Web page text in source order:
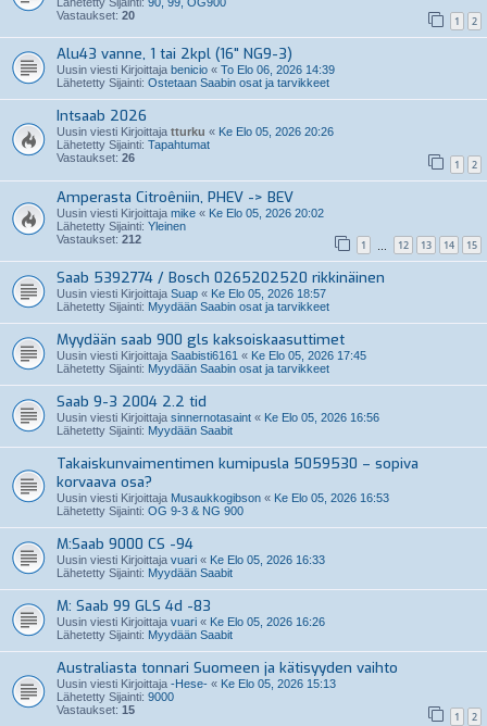
Vastaukset: 20 1 2
Alu43 vanne, 1 tai 2kpl (16" NG9-3)
Uusin viesti Kirjoittaja benicio « To Elo 06, 2026 14:39
Lähetetty Sijainti: Ostetaan Saabin osat ja tarvikkeet
Intsaab 2026
Uusin viesti Kirjoittaja tturku « Ke Elo 05, 2026 20:26
Lähetetty Sijainti: Tapahtumat
Vastaukset: 26 1 2
Amperasta Citroêniin, PHEV -> BEV
Uusin viesti Kirjoittaja mike « Ke Elo 05, 2026 20:02
Lähetetty Sijainti: Yleinen
Vastaukset: 212 1 12 13 14 15
Saab 5392774 / Bosch 0265202520 rikkinäinen
Uusin viesti Kirjoittaja Suap « Ke Elo 05, 2026 18:57
Lähetetty Sijainti: Myydään Saabin osat ja tarvikkeet
Myydään saab 900 gls kaksoiskaasuttimet
Uusin viesti Kirjoittaja Saabisti6161 « Ke Elo 05, 2026 17:45
Lähetetty Sijainti: Myydään Saabin osat ja tarvikkeet
Saab 9-3 2004 2.2 tid
Uusin viesti Kirjoittaja sinnernotasaint « Ke Elo 05, 2026 16:56
Lähetetty Sijainti: Myydään Saabit
Takaiskunvaimentimen kumipusla 5059530 – sopiva
korvaava osa?
Uusin viesti Kirjoittaja Musaukkogibson « Ke Elo 05, 2026 16:53
Lähetetty Sijainti: OG 9-3 & NG 900
M:Saab 9000 CS -94
Uusin viesti Kirjoittaja vuari « Ke Elo 05, 2026 16:33
Lähetetty Sijainti: Myydään Saabit
M: Saab 99 GLS 4d -83
Uusin viesti Kirjoittaja vuari « Ke Elo 05, 2026 16:26
Lähetetty Sijainti: Myydään Saabit
Australiasta tonnari Suomeen ja kätisyyden vaihto
Uusin viesti Kirjoittaja -Hese- « Ke Elo 05, 2026 15:13
Lähetetty Sijainti: 9000
Vastaukset: 15 1 2